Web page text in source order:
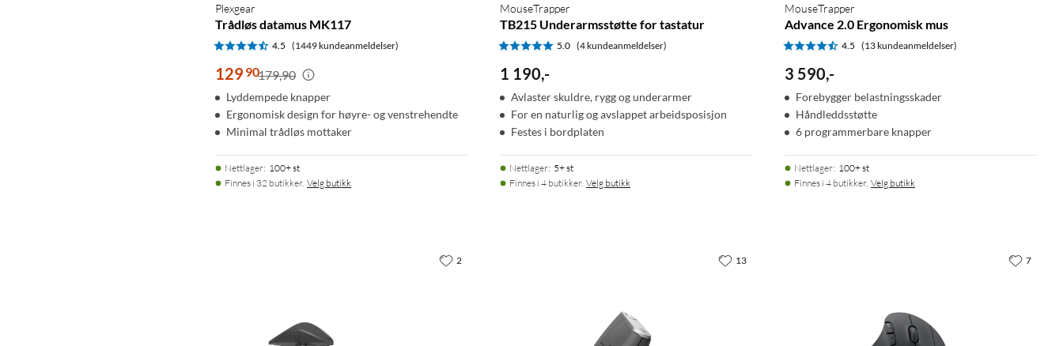
Plexgear
Trådløs datamus MK117
4.5 (1449 kundeanmeldelser)
129 90179,90
Lyddempede knapper
Ergonomisk design for høyre- og venstrehendte
Minimal trådløs mottaker
Nettlager: 100+ st
Finnes i 32 butikker. Velg butikk
MouseTrapper
TB215 Underarmsstøtte for tastatur
5.0 (4 kundeanmeldelser)
1 190,-
Avlaster skuldre, rygg og underarmer
For en naturlig og avslappet arbeidsposisjon
Festes i bordplaten
Nettlager: 5+ st
Finnes i 4 butikker. Velg butikk
MouseTrapper
Advance 2.0 Ergonomisk mus
4.5 (13 kundeanmeldelser)
3 590,-
Forebygger belastningsskader
Håndleddsstøtte
6 programmerbare knapper
Nettlager: 100+ st
Finnes i 4 butikker. Velg butikk
2 13 7